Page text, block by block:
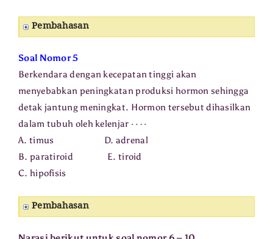
Pembahasan
Soal Nomor 5
Berkendara dengan kecepatan tinggi akan
menyebabkan peningkatan produksi hormon sehingga
detak jantung meningkat. Hormon tersebut dihasilkan
dalam tubuh oleh kelenjar
A. timus D. adrenal
B. paratiroid E. tiroid
C. hipofisis
Pembahasan